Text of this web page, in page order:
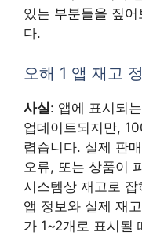
있는 부분들을 짚
다.
오해 1 앱 재고
사실: 앱에 표시되
업데이트되지만,
렵습니다. 실제 판
오류, 또는 상품이
시스템상 재고로
앱 정보와 실제 재
가 1~2개로 표시될